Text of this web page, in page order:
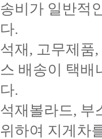
송비가 일반적
다.
석재, 고무제품
스 배송이 택배
다.
석재볼라드, 부
위하여 지게차